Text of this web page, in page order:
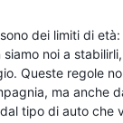
dei limiti di età:
siamo noi a
Queste regole
ma anche
tipo di auto che